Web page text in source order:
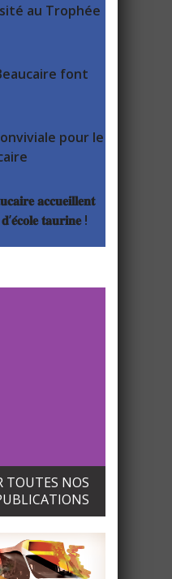
au Trophée
font
pour le
𝐚𝐜𝐜𝐮𝐞𝐢𝐥𝐥𝐞𝐧𝐭
𝐭𝐚𝐮𝐫𝐢𝐧𝐞 !
TOUTES NOS